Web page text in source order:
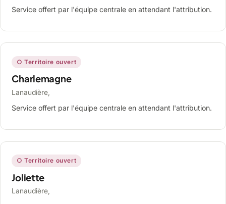
Service offert par l'équipe centrale en attendant l'attribution.
○ Territoire ouvert
Charlemagne
Lanaudière,
Service offert par l'équipe centrale en attendant l'attribution.
○ Territoire ouvert
Joliette
Lanaudière,